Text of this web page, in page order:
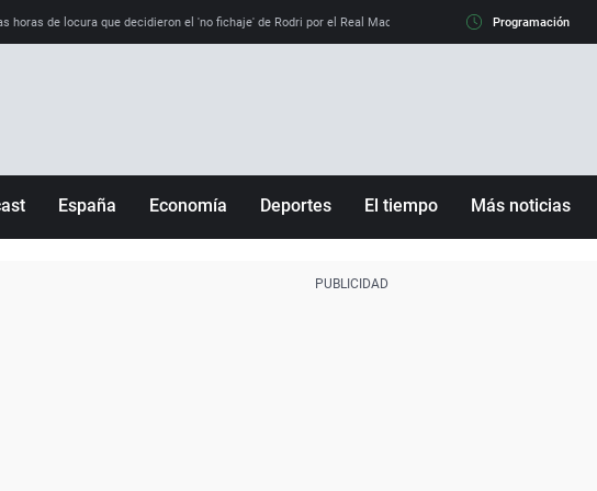
horas de locura que decidieron el 'no fichaje' de Rodri por el Real Madrid y su 'sí' al Barça La llamada
Programación
España Economía Deportes El tiempo Más noticias